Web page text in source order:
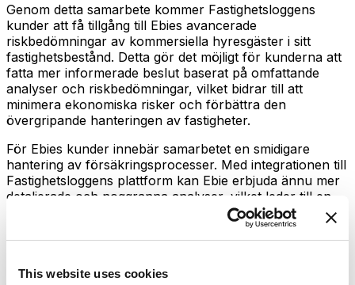
This website uses cookies
Genom detta samarbete kommer Fastighetsloggens
kunder att få tillgång till Ebies avancerade
riskbedömningar av kommersiella hyresgäster i sitt
fastighetsbestånd. Detta gör det möjligt för kunderna att
fatta mer informerade beslut baserat på omfattande
analyser och riskbedömningar, vilket bidrar till att
minimera ekonomiska risker och förbättra den
övergripande hanteringen av fastigheter.
För Ebies kunder innebär samarbetet en smidigare
hantering av försäkringsprocesser. Med integrationen till
Fastighetsloggens plattform kan Ebie erbjuda ännu mer
detaljerade och noggranna analyser, vilket leder till en
mer sömlös och effektiv process för att teckna
effektivisera kundupplevelsen för fastighetsbolag